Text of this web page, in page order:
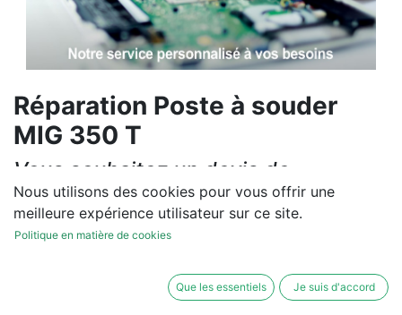
Réparation Poste à souder
MIG 350 T
Vous souhaitez un devis de
réparation ou de vente, un
diagnostic sur site?
Nous utilisons des cookies pour vous offrir une
meilleure expérience utilisateur sur ce site.
Politique en matière de cookies
Que les essentiels Je suis d'accord